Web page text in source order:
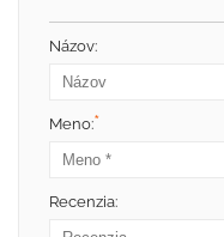
Názov:
Meno:*
Recenzia: